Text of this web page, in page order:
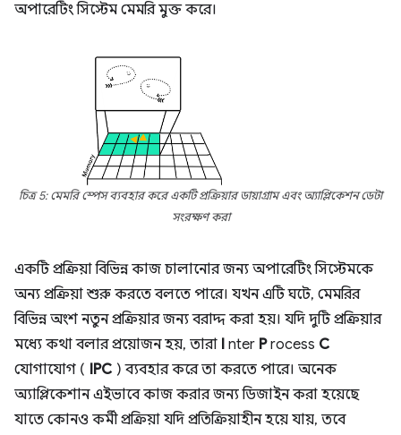
অপারেটিং সিস্টেম মেমরি মুক্ত করে।
চিত্র 5: মেমরি স্পেস ব্যবহার করে একটি প্রক্রিয়ার ডায়াগ্রাম এবং অ্যাপ্লিকেশন ডেটা
সংরক্ষণ করা
একটি প্রক্রিয়া বিভিন্ন কাজ চালানোর জন্য অপারেটিং সিস্টেমকে
অন্য প্রক্রিয়া শুরু করতে বলতে পারে। যখন এটি ঘটে, মেমরির
বিভিন্ন অংশ নতুন প্রক্রিয়ার জন্য বরাদ্দ করা হয়। যদি দুটি প্রক্রিয়ার
মধ্যে কথা বলার প্রয়োজন হয়, তারা I nter Process C
যোগাযোগ ( IPC ) ব্যবহার করে তা করতে পারে। অনেক
অ্যাপ্লিকেশান এইভাবে কাজ করার জন্য ডিজাইন করা হয়েছে
যাতে কোনও কর্মী প্রক্রিয়া যদি প্রতিক্রিয়াহীন হয়ে যায়, তবে